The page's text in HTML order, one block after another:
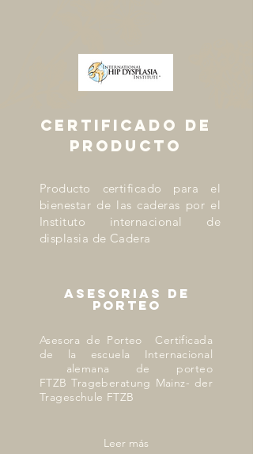
CERTIFICADo de
producto
Producto certificado para el
bienestar de las caderas por el
Instituto internacional de
displasia de Cadera
ASESORIAS DE
PORTEO
Asesora de Porteo Certificada
de la escuela Internacional
alemana de porteo
FTZBTrageberatung Mainz- der
Trageschule FTZB
Leer más